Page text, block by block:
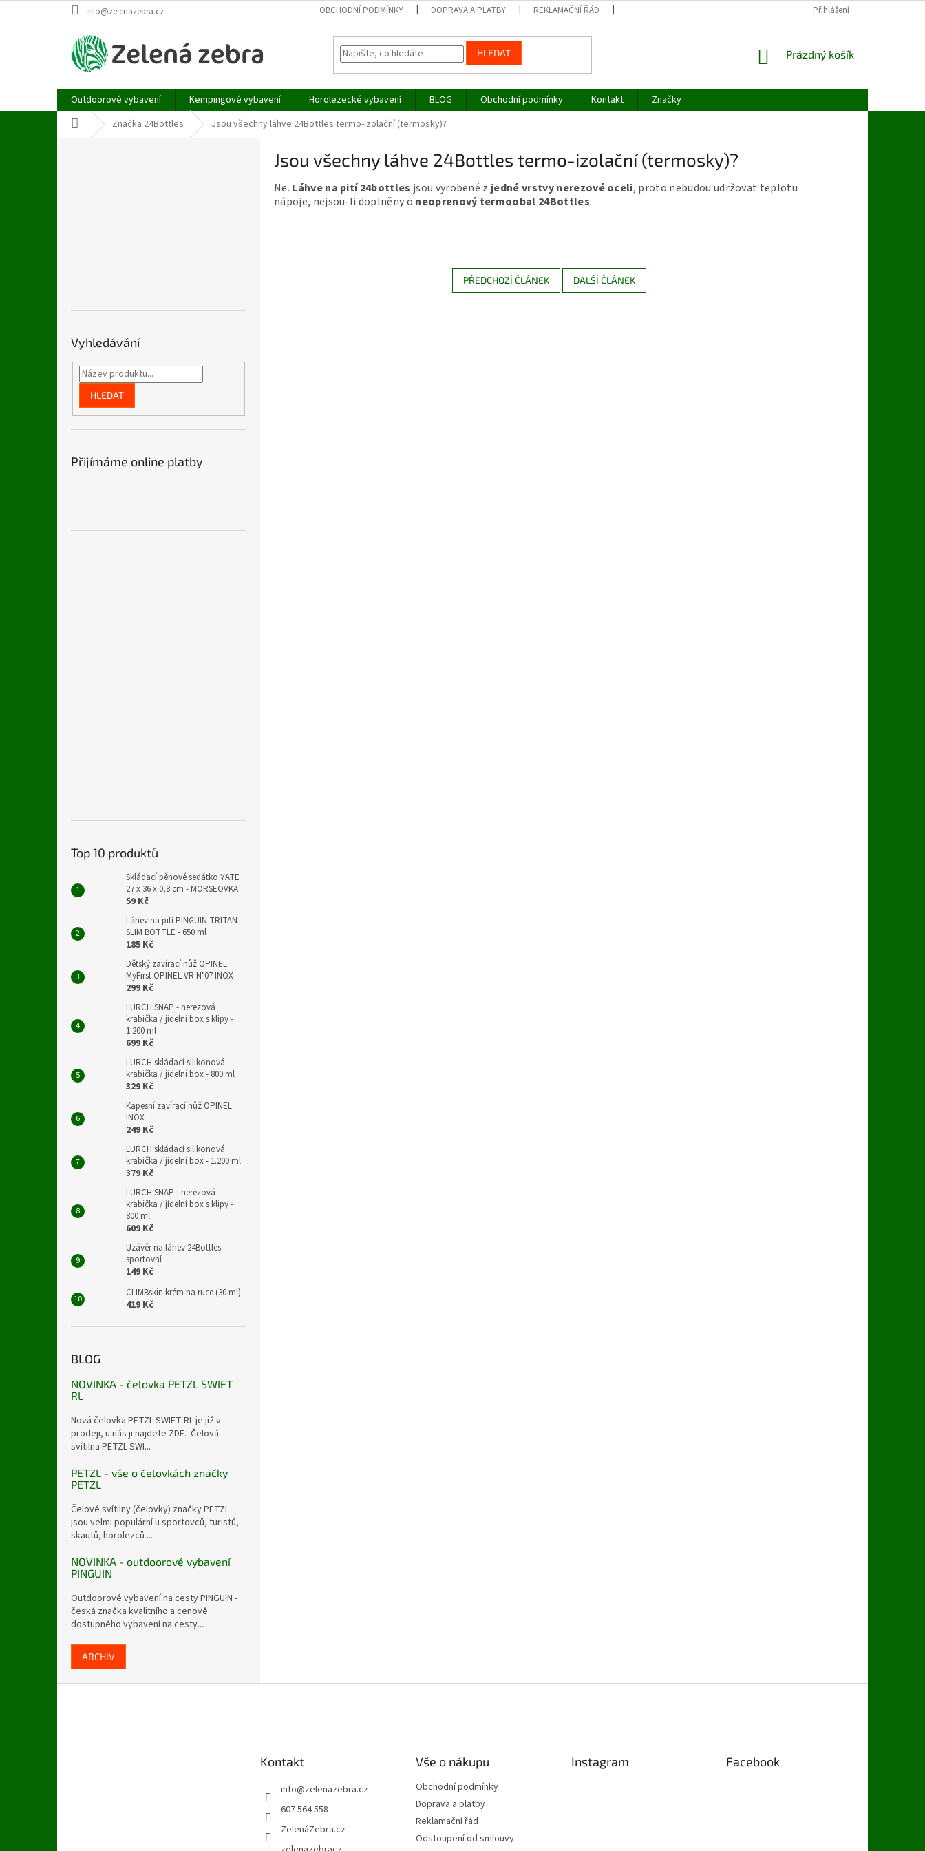
na
info@zelenazebra.cz OBCHODNÍ PODMÍNKY DOPRAVA A PLATBY REKLAMAČNÍ ŘÁD OCHRANA OSOBNÍCH ÚDAJŮ
Přihlášení
HLEDAT
NÁKUPNÍ
Prázdný košík
Outdoorové vybavení Kempingové vybavení Horolezecké vybavení BLOG Obchodní podmínky Kontakt
Značky
Domů Značka 24Bottles Jsou všechny láhve 24Bottles termo-izolační (termosky)?
Vyhledávání
HLEDAT
Přijímáme online platby
Top 10 produktů
Skládací pěnové sedátko YATE
27 x 36 x 0,8 cm - MORSEOVKA
59 Kč
Láhev na pití PINGUIN TRITAN
SLIM BOTTLE - 650 ml
185 Kč
Dětský zavírací nůž OPINEL
MyFirst OPINEL VR N°07 INOX
299 Kč
LURCH SNAP - nerezová
krabička / jídelní box s klipy -
1.200 ml
699 Kč
LURCH skládací silikonová
krabička / jídelní box - 800 ml
329 Kč
Kapesní zavírací nůž OPINEL
INOX
249 Kč
LURCH skládací silikonová
krabička / jídelní box - 1.200 ml
379 Kč
LURCH SNAP - nerezová
krabička / jídelní box s klipy -
800 ml
609 Kč
Uzávěr na láhev 24Bottles -
sportovní
149 Kč
CLIMBskin krém na ruce (30 ml)
419 Kč
BLOG
NOVINKA - čelovka PETZL SWIFT
RL
Nová čelovka PETZL SWIFT RL je již v
prodeji, u nás ji najdete ZDE. Čelová
svítilna PETZL SWI...
PETZL - vše o čelovkách značky
PETZL
Čelové svítilny (čelovky) značky PETZL
jsou velmi populární u sportovců, turistů,
skautů, horolezců ...
NOVINKA - outdoorové vybavení
PINGUIN
Outdoorové vybavení na cesty PINGUIN -
česká značka kvalitního a cenově
dostupného vybavení na cesty...
ARCHIV
Jsou všechny láhve 24Bottles termo-izolační (termosky)?
Ne. Láhve na pití 24bottles jsou vyrobené z jedné vrstvy nerezové oceli, proto nebudou udržovat teplotu
nápoje, nejsou-li doplněny o neoprenový termoobal 24Bottles.
PŘEDCHOZÍ ČLÁNEK DALŠÍ ČLÁNEK
Kontakt
info@zelenazebra.cz
607 564 558
ZelenáZebra.cz
Vše o nákupu
Obchodní podmínky
Doprava a platby
Reklamační řád
Odstoupení od smlouvy
Instagram Facebook